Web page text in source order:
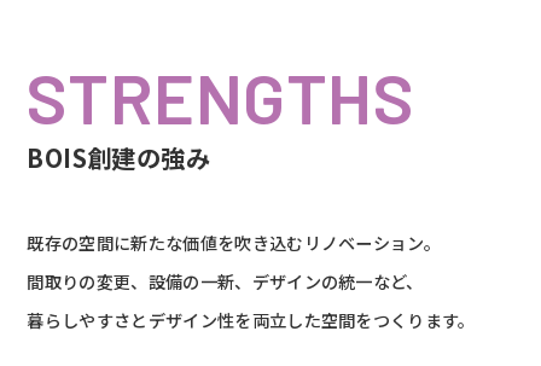
STRENGTHS
BOIS創建の強み
既存の空間に新たな価値を吹き込むリノベーション。
間取りの変更、設備の一新、デザインの統一など、
暮らしやすさとデザイン性を両立した空間をつくります。